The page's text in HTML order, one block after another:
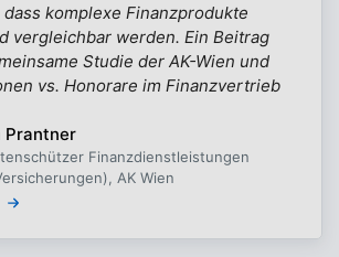
komplexe Finanzprodukte
vergleichbar werden. Ein Beitrag
Studie der AK-Wien und
vs. Honorare im Finanzvertrieb
Prantner
Finanzdienstleistungen
AK Wien